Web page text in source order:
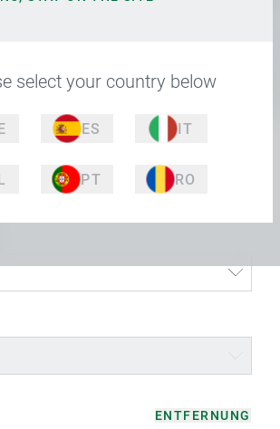
select your country below
ES IT
PT RO
ENTFERNUNG